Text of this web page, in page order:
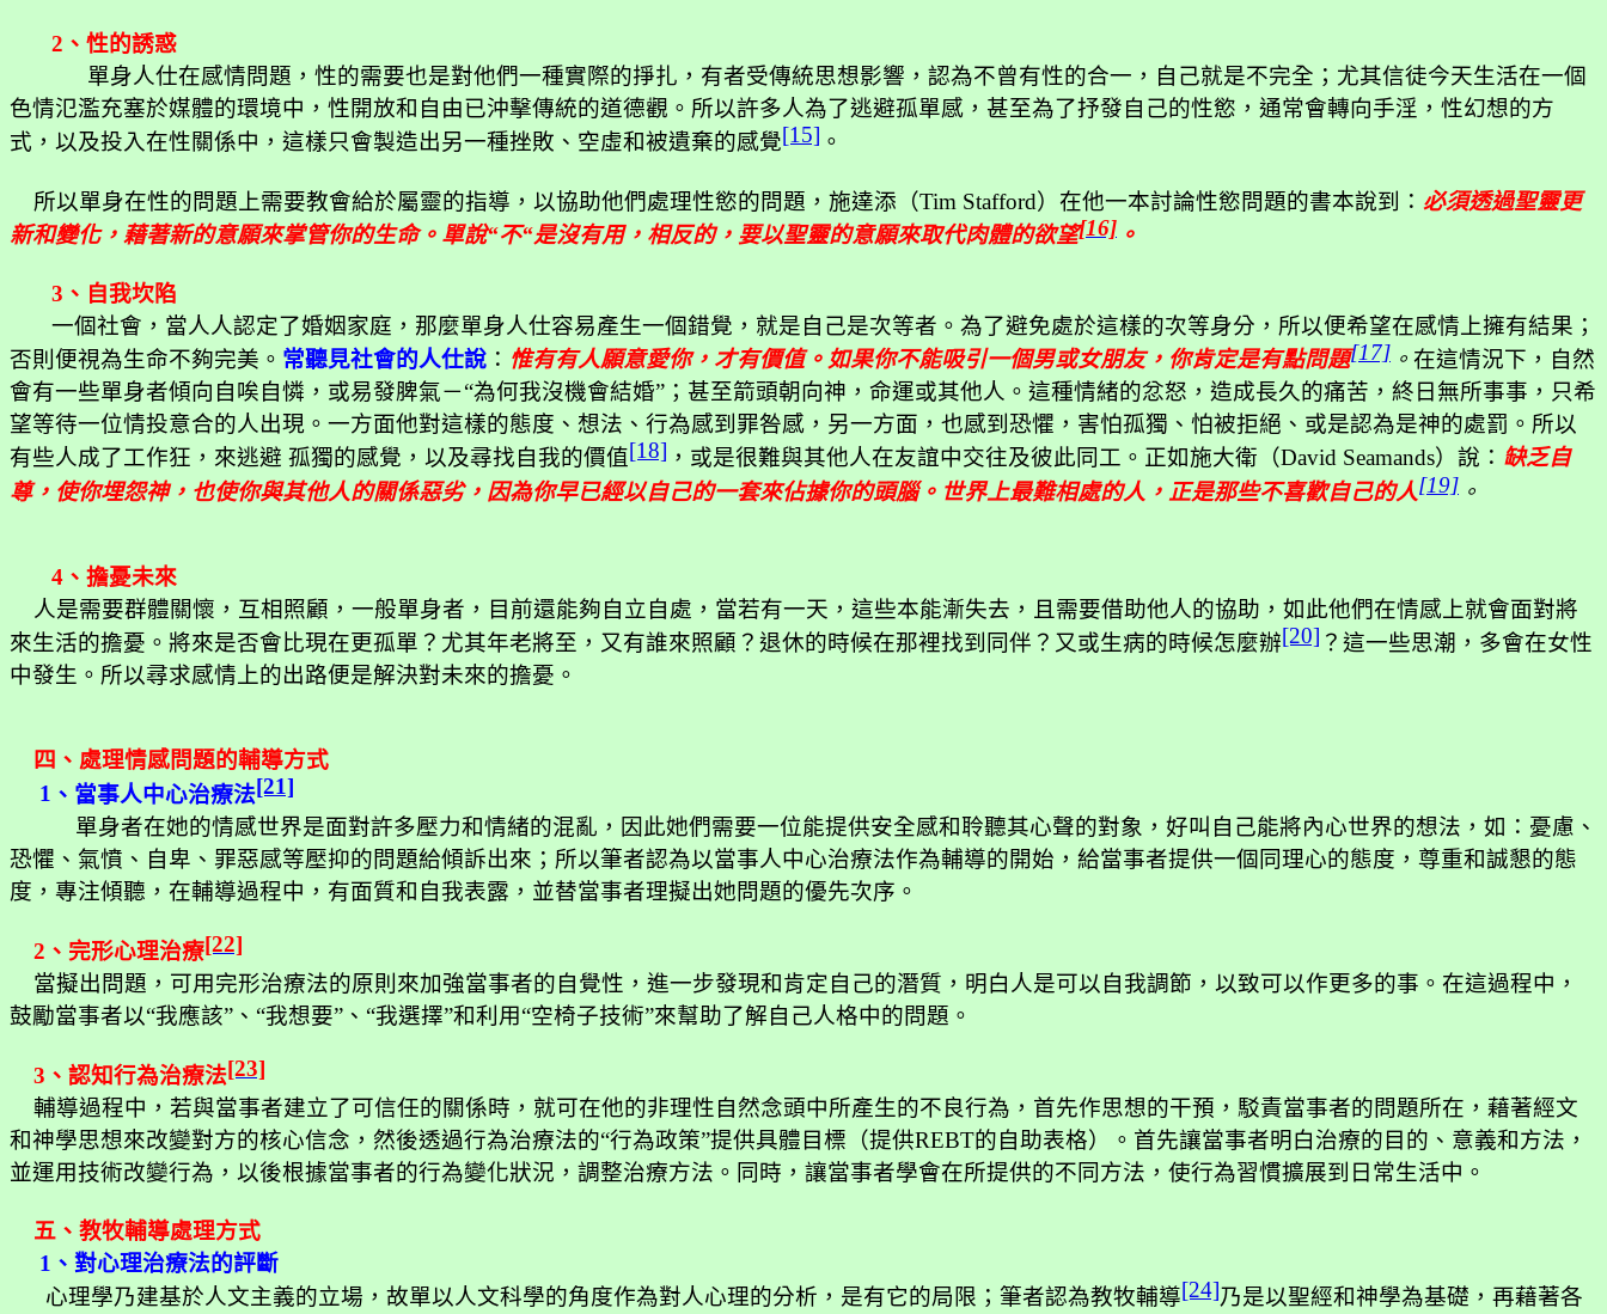
2 、性的誘惑
單身人仕在感情問題，性的需要也是對他們一種實際的掙扎，有者受傳統思想影響，認為不曾有性的合一，自己就是不完全；尤其信徒今天生活在一個
色情氾濫充塞於媒體的環境中，性開放和自由已沖擊傳統的道德觀。所以許多人為了逃避孤單感，甚至為了抒發自己的性慾，通常會轉向手淫，性幻想的方
式，以及投入在性關係中，這樣只會製造出另一種挫敗、空虛和被遺棄的感覺[15] 。
所以單身在性的問題上需要教會給於屬靈的指導，以協助他們處理性慾的問題，施達添（Tim Stafford）在他一本討論性慾問題的書本說到： 必須透過聖靈更
新和變化，藉著新的意願來掌管你的生命。單說“不“是沒有用，相反的，要以聖靈的意願來取代肉體的欲望[16] 。
3 、自我坎陷
一個社會，當人人認定了婚姻家庭，那麼單身人仕容易產生一個錯覺，就是自己是次等者。為了避免處於這樣的次等身分，所以便希望在感情上擁有結果；
否則便視為生命不夠完美。 常聽見社會的人仕說 ： 惟有有人願意愛你，才有價值。如果你不能吸引一個男或女朋友，你肯定是有點問題[17] 。 在這情況下，自然
會有一些單身者傾向自唉自憐，或易發脾氣－“為何我沒機會結婚”；甚至箭頭朝向神，命運或其他人。這種情緒的忿怒，造成長久的痛苦，終日無所事事，只希
望等待一位情投意合的人出現。一方面他對這樣的態度、想法、行為感到罪咎感，另一方面，也感到恐懼，害怕孤獨、怕被拒絕、或是認為是神的處罰。所以
有些人成了工作狂，來逃避 孤獨的感覺，以及尋找自我的價值[18] ，或是很難與其他人在友誼中交往及彼此同工。正如施大衛（David Seamands）說： 缺乏自
尊，使你埋怨神，也使你與其他人的關係惡劣，因為你早已經以自己的一套來佔據你的頭腦。世界上最難相處的人，正是那些不喜歡自己的人[19] 。
4 、擔憂未來
人是需要群體關懷，互相照顧，一般單身者，目前還能夠自立自處，當若有一天，這些本能漸失去，且需要借助他人的協助，如此他們在情感上就會面對將
來生活的擔憂。將來是否會比現在更孤單？尤其年老將至，又有誰來照顧？退休的時候在那裡找到同伴？又或生病的時候怎麼辦[20] ？這一些思潮，多會在女性
中發生。所以尋求感情上的出路便是解決對未來的擔憂。
四、處理情感問題的輔導方式
1 、當事人中心治療法[21]
單身者在她的情感世界是面對許多壓力和情緒的混亂，因此她們需要一位能提供安全感和聆聽其心聲的對象，好叫自己能將內心世界的想法，如：憂慮、
恐懼、氣憤、自卑、罪惡感等壓抑的問題給傾訴出來；所以筆者認為以當事人中心治療法作為輔導的開始，給當事者提供一個同理心的態度，尊重和誠懇的態
度，專注傾聽，在輔導過程中，有面質和自我表露，並替當事者理擬出她問題的優先次序。
2 、完形心理治療[22]
當擬出問題，可用完形治療法的原則來加強當事者的自覺性，進一步發現和肯定自己的潛質，明白人是可以自我調節，以致可以作更多的事。在這過程中，
鼓勵當事者以“我應該”、“我想要”、“我選擇”和利用“空椅子技術”來幫助了解自己人格中的問題。
3 、認知行為治療法[23]
輔導過程中，若與當事者建立了可信任的關係時，就可在他的非理性自然念頭中所產生的不良行為，首先作思想的干預，駁責當事者的問題所在，藉著經文
和神學思想來改變對方的核心信念，然後透過行為治療法的“行為政策”提供具體目標（提供REBT的自助表格）。首先讓當事者明白治療的目的、意義和方法，
並運用技術改變行為，以後根據當事者的行為變化狀況，調整治療方法。同時，讓當事者學會在所提供的不同方法，使行為習慣擴展到日常生活中。
五、教牧輔導處理方式
1 、對心理治療法的評斷
心理學乃建基於人文主義的立場，故單以人文科學的角度作為對人心理的分析，是有它的局限；筆者認為教牧輔導[24]乃是以聖經和神學為基礎，再藉著各